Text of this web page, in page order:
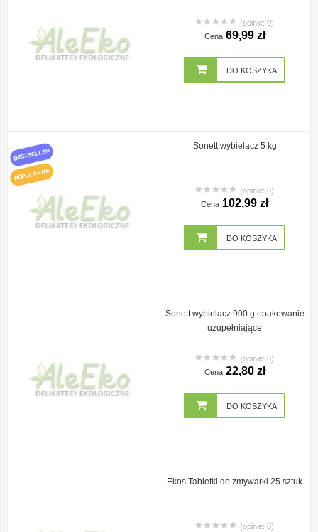
(opinie: 0)
Cena 69,99 zł
DO KOSZYKA
BESTSELLER
POPULARNE
Sonett wybielacz 5 kg
(opinie: 0)
Cena 102,99 zł
DO KOSZYKA
Sonett wybielacz 900 g opakowanie
uzupełniające
(opinie: 0)
Cena 22,80 zł
DO KOSZYKA
Ekos Tabletki do zmywarki 25 sztuk
(opinie: 0)